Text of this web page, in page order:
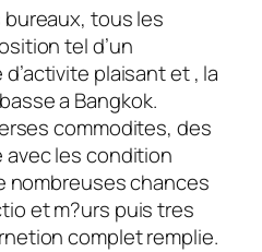
tous les
tel d’un
plaisant et , la
a Bangkok.
commodites, des
les condition
nombreuses chances
et m?urs puis tres
complet remplie.